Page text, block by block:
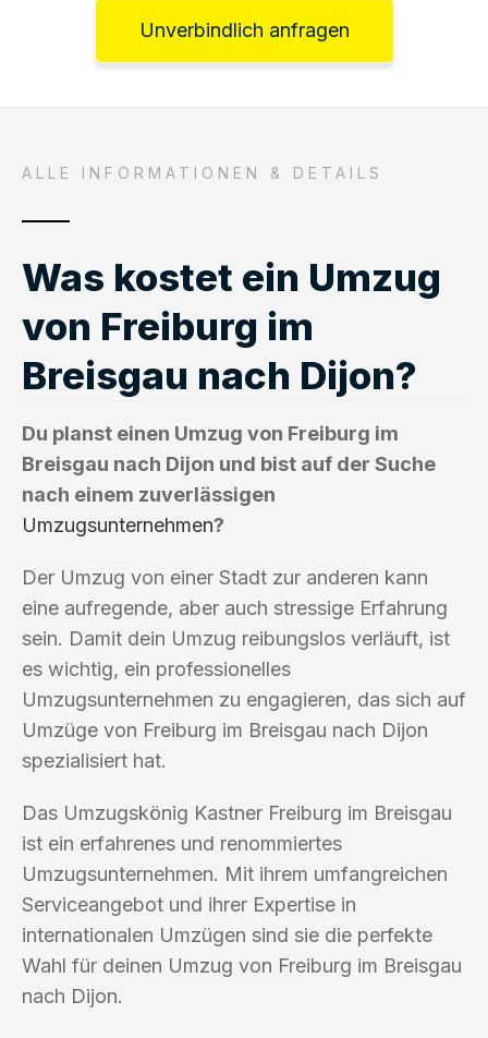
Unverbindlich anfragen
ALLE INFORMATIONEN & DETAILS
Was kostet ein Umzug
von Freiburg im
Breisgau nach Dijon?
Du planst einen Umzug von Freiburg im
Breisgau nach Dijon und bist auf der Suche
nach einem zuverlässigen
Umzugsunternehmen?
Der Umzug von einer Stadt zur anderen kann
eine aufregende, aber auch stressige Erfahrung
sein. Damit dein Umzug reibungslos verläuft, ist
es wichtig, ein professionelles
Umzugsunternehmen zu engagieren, das sich auf
Umzüge von Freiburg im Breisgau nach Dijon
spezialisiert hat.
Das Umzugskönig Kastner Freiburg im Breisgau
ist ein erfahrenes und renommiertes
Umzugsunternehmen. Mit ihrem umfangreichen
Serviceangebot und ihrer Expertise in
internationalen Umzügen sind sie die perfekte
Wahl für deinen Umzug von Freiburg im Breisgau
nach Dijon.